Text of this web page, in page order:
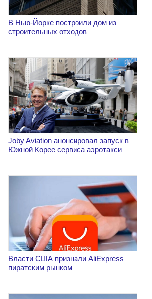
В Нью-Йорке построили дом из
строительных отходов
Joby Aviation анонсировал запуск в
Южной Корее сервиса аэротакси
Власти США признали AliExpress
пиратским рынком